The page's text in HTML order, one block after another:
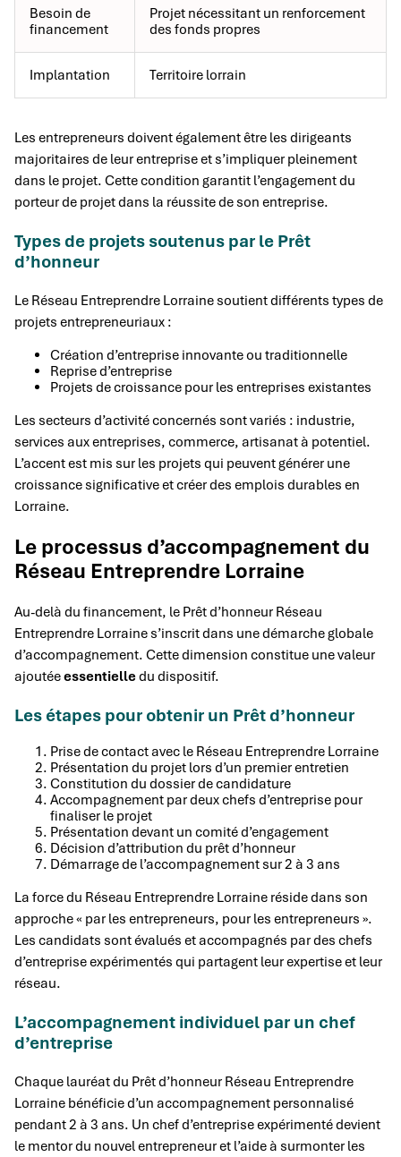
Besoin de
financement
Projet nécessitant un renforcement
des fonds propres
Implantation Territoire lorrain
Les entrepreneurs doivent également être les dirigeants
majoritaires de leur entreprise et s’impliquer pleinement
dans le projet. Cette condition garantit l’engagement du
porteur de projet dans la réussite de son entreprise.
Types de projets soutenus par le Prêt
d’honneur
Le Réseau Entreprendre Lorraine soutient différents types de
projets entrepreneuriaux :
Création d’entreprise innovante ou traditionnelle
Reprise d’entreprise
Projets de croissance pour les entreprises existantes
Les secteurs d’activité concernés sont variés : industrie,
services aux entreprises, commerce, artisanat à potentiel.
L’accent est mis sur les projets qui peuvent générer une
croissance significative et créer des emplois durables en
Lorraine.
Le processus d’accompagnement du
Réseau Entreprendre Lorraine
Au-delà du financement, le Prêt d’honneur Réseau
Entreprendre Lorraine s’inscrit dans une démarche globale
d’accompagnement. Cette dimension constitue une valeur
ajoutéeessentielledu dispositif.
Les étapes pour obtenir un Prêt d’honneur
Prise de contact avec le Réseau Entreprendre Lorraine
Présentation du projet lors d’un premier entretien
Constitution du dossier de candidature
Accompagnement par deux chefs d’entreprise pour
finaliser le projet
Présentation devant un comité d’engagement
Décision d’attribution du prêt d’honneur
Démarrage de l’accompagnement sur 2 à 3 ans
La force du Réseau Entreprendre Lorraine réside dans son
approche « par les entrepreneurs, pour les entrepreneurs ».
Les candidats sont évalués et accompagnés par des chefs
d’entreprise expérimentés qui partagent leur expertise et leur
réseau.
L’accompagnement individuel par un chef
d’entreprise
Chaque lauréat du Prêt d’honneur Réseau Entreprendre
Lorraine bénéficie d’un accompagnement personnalisé
pendant 2 à 3 ans. Un chef d’entreprise expérimenté devient
le mentor du nouvel entrepreneur et l’aide à surmonter les